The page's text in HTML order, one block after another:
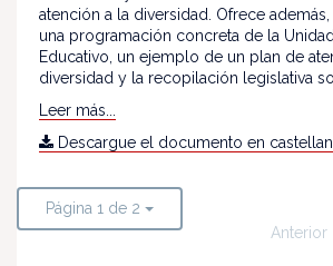
atención a la diversidad. Ofrece
una programación concreta de la
Educativo, un ejemplo de un plan de
diversidad y la recopilación legislativa
Leer más...
Descargue el documento en
Página 1 de 2
Anterior